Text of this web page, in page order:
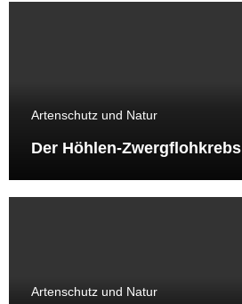
Artenschutz und Natur
Der Höhlen-Zwergflohkrebs
Artenschutz und Natur